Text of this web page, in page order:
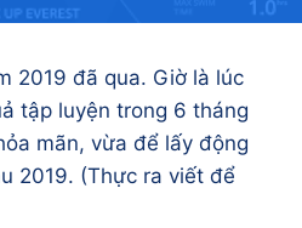
2019 đã qua. Giờ là lúc
tập luyện trong 6 tháng
mãn, vừa để lấy động
2019. (Thực ra viết để